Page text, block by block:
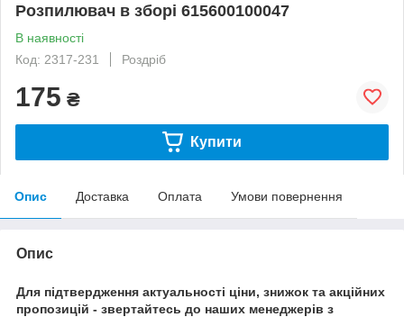
Розпилювач в зборі 615600100047
В наявності
Код: 2317-231
Роздріб
175 ₴
Купити
Опис Доставка Оплата Умови повернення
Опис
Для підтвердження актуальності ціни, знижок та акційних
пропозицій - звертайтесь до наших менеджерів з